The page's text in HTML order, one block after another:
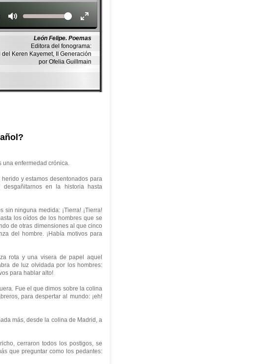
Volume
León Felipe. Poemas
Editora del fonograma:
Keren Kayemet, II Generación
por Ofelia Guillmain
una enfermedad crónica.
y estamos desentonados para
en la historia hasta
ninguna medida: ¡Tierra! ¡Tierra!
los oídos de los hombres que se
de otras dimensiones al que cinco
del hombre. ¡Había motivos para
rota y una visera de papel aquel
de luz olvidada por los hombres:
para hablar alto!
Fue el que dimos sobre la colina
para despertar al mundo: ¡eh!
más, desde la colina de Madrid, a
cerraron todos los postigos, se
que preguntar como los pedantes: